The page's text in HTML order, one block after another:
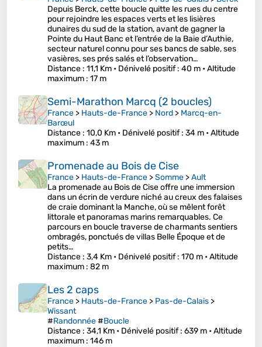
Depuis Berck, cette boucle quitte les rues du centre
pour rejoindre les espaces verts et les lisières
dunaires du sud de la station, avant de gagner la
Pointe du Haut Banc et l’entrée de la Baie d’Authie,
secteur naturel connu pour ses bancs de sable, ses
vasières, ses prés salés et l’observation…
Distance : 11,1 Km • Dénivelé positif: 40 m •Altitude
maximum : 17 m
Semi-Marathon Marcq (2 boucles)
France > Hauts-de-France > Nord > Marcq-en-
Barœul
Distance : 10,0 Km • Dénivelé positif: 34 m •Altitude
maximum : 43 m
Promenade au Bois de Cise
France > Hauts-de-France >Somme >Ault
La promenade au Bois de Cise offre une immersion
dans un écrin de verdure niché au creux des falaises
de craie dominant la Manche, où se mêlent forêt
littorale et panoramas marins remarquables. Ce
parcours en boucle traverse de charmants sentiers
ombragés, ponctués de villas Belle Époque et de
petits…
Distance : 3,4 Km • Dénivelé positif: 170 m •Altitude
maximum : 82 m
Les 2 caps
France > Hauts-de-France > Pas-de-Calais >
Wissant
#Randonnée#Boucle
Distance : 34,1 Km • Dénivelé positif: 639 m •Altitude
maximum : 146 m